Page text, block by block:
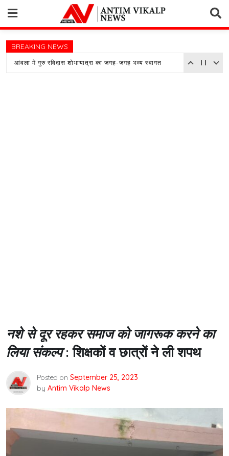
content
BREAKING NEWS
आंवला में गुरु रविदास शोभायात्रा का जगह-जगह भव्य स्वागत
नशे से दूर रहकर समाज को जागरूक करने का
लिया संकल्प: शिक्षकों व छात्रों ने ली शपथ
Posted on September 25, 2023
by Antim Vikalp News